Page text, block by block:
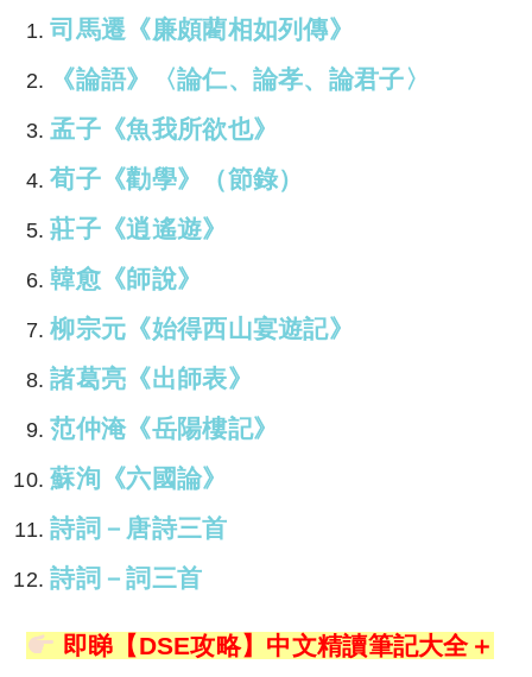
司馬遷《廉頗藺相如列傳》
《論語》〈論仁、論孝、論君子〉
孟子《魚我所欲也》
荀子《勸學》（節錄）
莊子《逍遙遊》
韓愈《師說》
柳宗元《始得西山宴遊記》
諸葛亮《出師表》
范仲淹《岳陽樓記》
蘇洵《六國論》
詩詞－唐詩三首
詩詞－詞三首
即睇 【DSE攻略】中文精讀筆記大全＋